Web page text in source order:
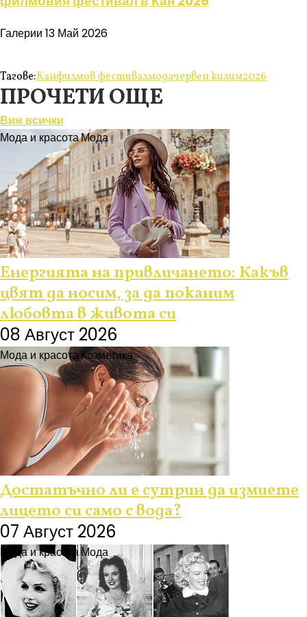
Галерии 13 Май 2026
Тагове:Канфилмов фестивалмодачервен килим2026
ПРОЧЕТИ ОЩЕ
Виж всички
Мода и красотаМода
Енергията на привличането: Какъв
цвят да носим, за да поканим
любовта в живота си
08 Август 2026
Мода и красотаКозметика
Достатъчно ли е сутрин да измиете
лицето си само с вода?
07 Август 2026
Мода и красотаМода